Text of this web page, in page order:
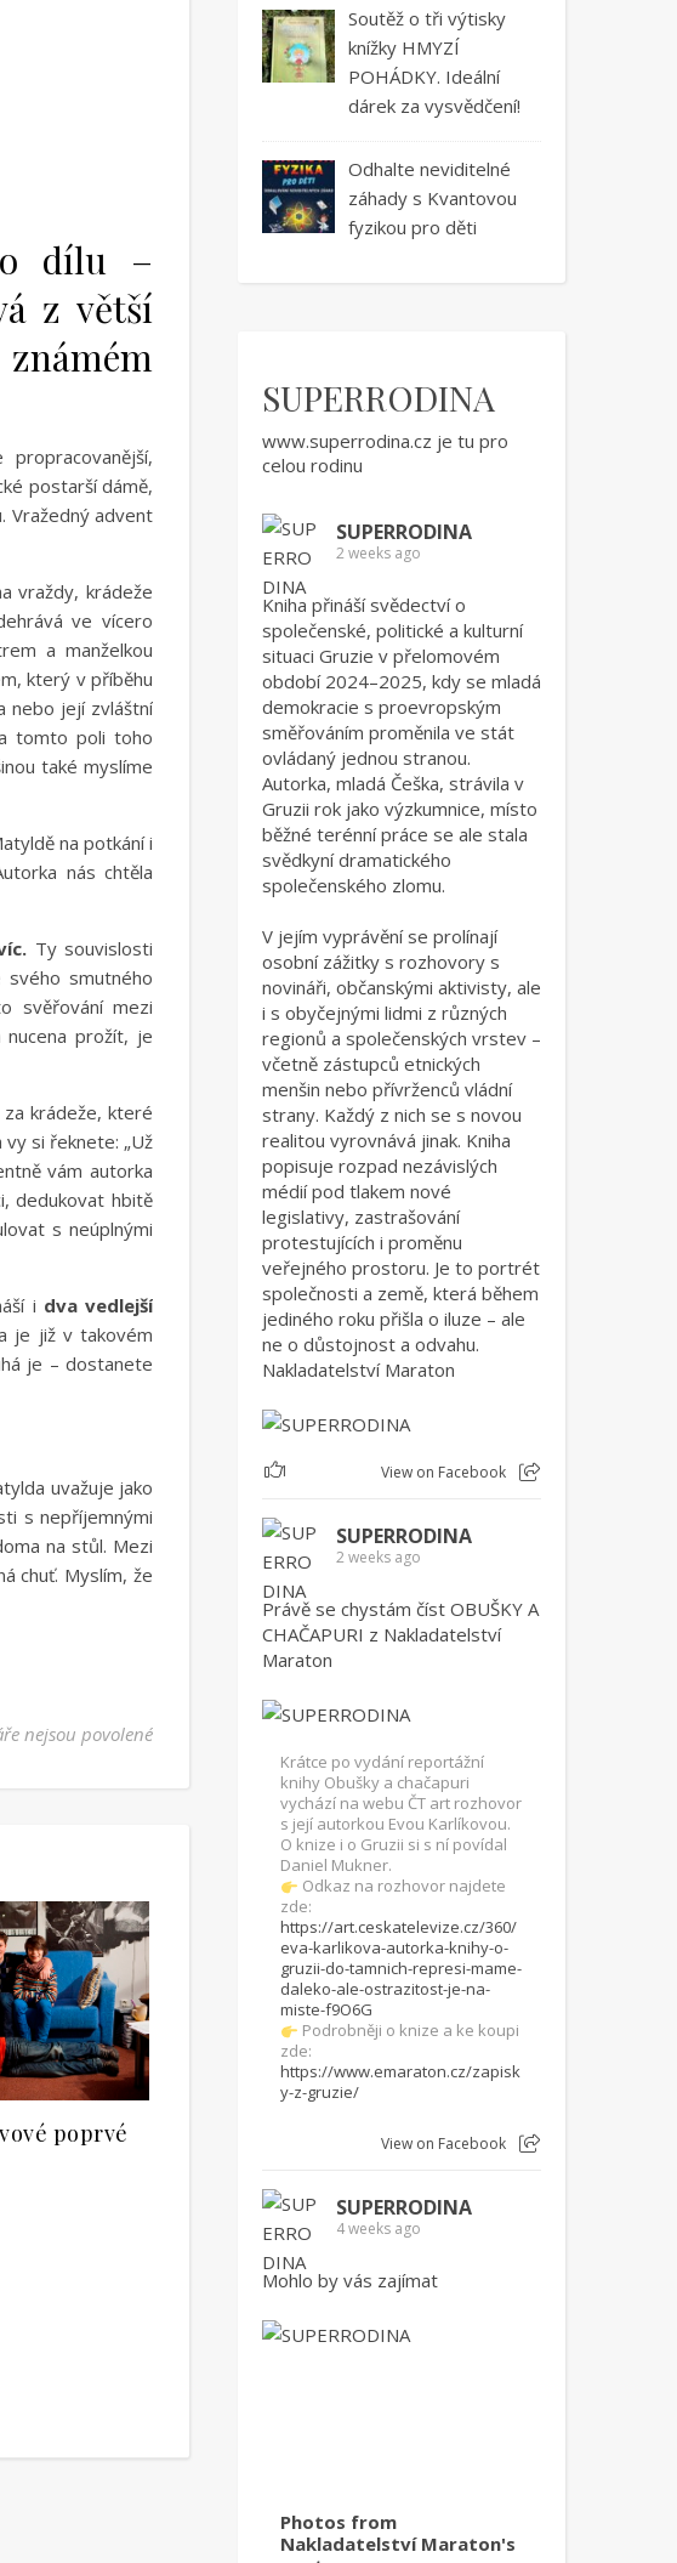
dílu –
z větší
postarší dámě,
Vražedný advent
vraždy, krádeže
ve vícero
a manželkou
který v příběhu
nebo její zvláštní
tomto poli toho
také myslíme
na potkání i
nás chtěla
Ty souvislosti
smutného
svěřování mezi
nucena prožít, je
krádeže, které
si řeknete: „Už
vám autorka
dedukovat hbitě
s neúplnými
i dva vedlejší
je již v takovém
je – dostanete
uvažuje jako
s nepříjemnými
na stůl. Mezi
chuť. Myslím, že
nejsou povolenéu textu s názvem Recenze: Ivana Hutařová, Vražedný advent.
poprvé
Soutěž o tři výtisky
knížky HMYZÍ
POHÁDKY. Ideální
dárek za vysvědčení!
Odhalte neviditelné
záhady s Kvantovou
fyzikou pro děti
SUPERRODINA
www.superrodina.cz je tu pro
celou rodinu
SUPERRODINA
2 weeks ago
Kniha přináší svědectví o
společenské, politické a kulturní
situaci Gruzie v přelomovém
období 2024–2025, kdy se mladá
demokracie s proevropským
směřováním proměnila ve stát
ovládaný jednou stranou.
Autorka, mladá Češka, strávila v
Gruzii rok jako výzkumnice, místo
běžné terénní práce se ale stala
svědkyní dramatického
společenského zlomu.
V jejím vyprávění se prolínají
osobní zážitky s rozhovory s
novináři, občanskými aktivisty, ale
i s obyčejnými lidmi z různých
regionů a společenských vrstev –
včetně zástupců etnických
menšin nebo přívrženců vládní
strany. Každý z nich se s novou
realitou vyrovnává jinak. Kniha
popisuje rozpad nezávislých
médií pod tlakem nové
legislativy, zastrašování
protestujících i proměnu
veřejného prostoru. Je to portrét
společnosti a země, která během
jediného roku přišla o iluze – ale
ne o důstojnost a odvahu.
Nakladatelství Maraton
1 View on Facebook
SUPERRODINA
2 weeks ago
Právě se chystám číst OBUŠKY A
CHAČAPURI z Nakladatelství
Maraton
Krátce po vydání reportážní
knihy Obušky a chačapuri
vychází na webu ČT art rozhovor
s její autorkou Evou Karlíkovou.
O knize i o Gruzii si s ní povídal
Daniel Mukner.
Odkaz na rozhovor najdete
zde:
https://art.ceskatelevize.cz/360/
eva-karlikova-autorka-knihy-o-
gruzii-do-tamnich-represi-mame-
daleko-ale-ostrazitost-je-na-
miste-f9O6G
Podrobněji o knize a ke koupi
zde:
https://www.emaraton.cz/zapisk
y-z-gruzie/
View on Facebook
SUPERRODINA
4 weeks ago
Mohlo by vás zajímat
Photos from
Nakladatelství Maraton's